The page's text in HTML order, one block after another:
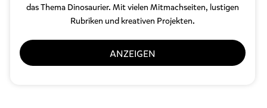
das Thema Dinosaurier. Mit vielen Mitmachseiten, lustigen
Rubriken und kreativen Projekten.
ANZEIGEN